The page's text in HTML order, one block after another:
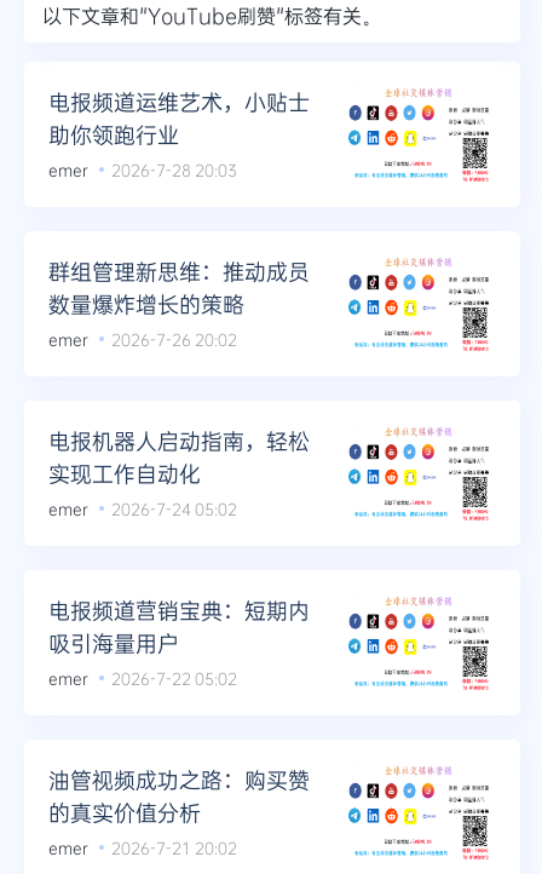
以下文章和"YouTube刷赞"标签有关。
电报频道运维艺术，小贴士
助你领跑行业
emer 2026-7-28 20:03
群组管理新思维：推动成员
数量爆炸增长的策略
emer 2026-7-26 20:02
电报机器人启动指南，轻松
实现工作自动化
emer 2026-7-24 05:02
电报频道营销宝典：短期内
吸引海量用户
emer 2026-7-22 05:02
油管视频成功之路：购买赞
的真实价值分析
emer 2026-7-21 20:02